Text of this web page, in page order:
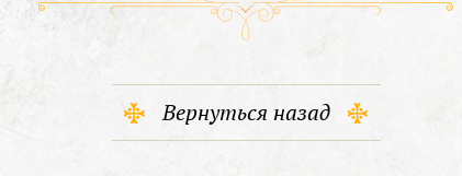
Вернуться назад